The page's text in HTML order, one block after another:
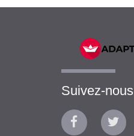
Suivez-nous